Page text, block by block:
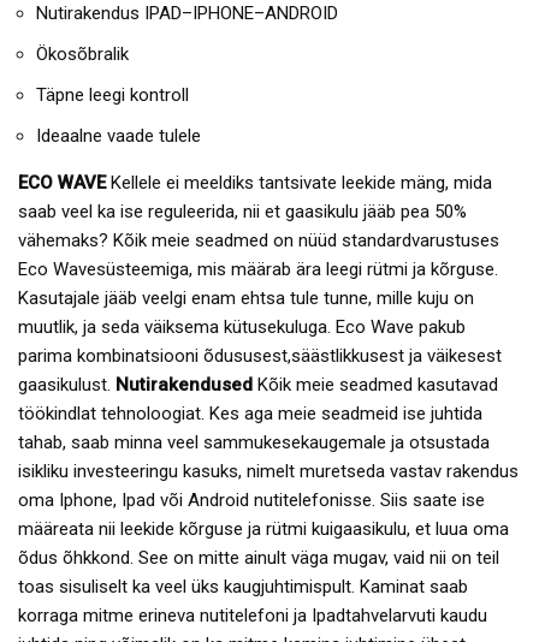
Nutirakendus IPAD–IPHONE–ANDROID
Ökosõbralik
Täpne leegi kontroll
Ideaalne vaade tulele
ECO WAVEKellele ei meeldiks tantsivate leekide mäng, mida
saab veel ka ise reguleerida, nii et gaasikulu jääb pea 50%
vähemaks? Kõik meie seadmed on nüüd standardvarustuses
Eco Wavesüsteemiga, mis määrab ära leegi rütmi ja kõrguse.
Kasutajale jääb veelgi enam ehtsa tule tunne, mille kuju on
muutlik, ja seda väiksema kütusekuluga. Eco Wave pakub
parima kombinatsiooni õdususest,säästlikkusest ja väikesest
gaasikulust. Nutirakendused Kõik meie seadmed kasutavad
töökindlat tehnoloogiat. Kes aga meie seadmeid ise juhtida
tahab, saab minna veel sammukesekaugemale ja otsustada
isikliku investeeringu kasuks, nimelt muretseda vastav rakendus
oma Iphone, Ipad või Android nutitelefonisse. Siis saate ise
määreata nii leekide kõrguse ja rütmi kuigaasikulu, et luua oma
õdus õhkkond. See on mitte ainult väga mugav, vaid nii on teil
toas sisuliselt ka veel üks kaugjuhtimispult. Kaminat saab
korraga mitme erineva nutitelefoni ja Ipadtahvelarvuti kaudu